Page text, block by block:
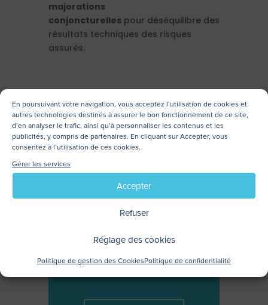
En poursuivant votre navigation, vous acceptez l’utilisation de cookies et
autres technologies destinés à assurer le bon fonctionnement de ce site,
d’en analyser le trafic, ainsi qu’à personnaliser les contenus et les
publicités, y compris de partenaires. En cliquant sur Accepter, vous
consentez à l’utilisation de ces cookies.
Gérer les services
Accepter
Refuser
Réglage des cookies
Politique de gestion des CookiesPolitique de confidentialité
majorations
conjoncturelles pour déséquilibre des
résultats techniques des risques
assurés.
A BIENTÔT,
Découvrez
nos
assurances
Immeubles
&
Copropriétés